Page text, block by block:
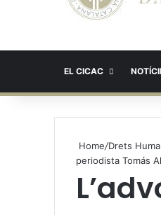
EL CICAC
Home/Drets
periodista Tomás